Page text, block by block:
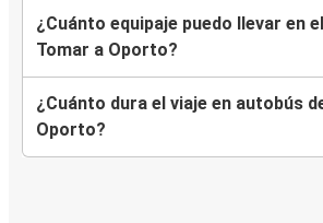
¿Cuánto equipaje puedo llevar en
Tomar a Oporto?
¿Cuánto dura el viaje en autobús
Oporto?